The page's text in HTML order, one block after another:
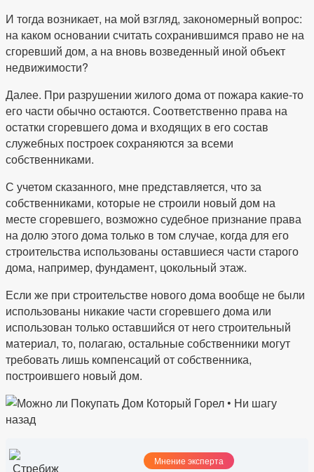
И тогда возникает, на мой взгляд, закономерный вопрос:
на каком основании считать сохранившимся право не на
сгоревший дом, а на вновь возведенный иной объект
недвижимости?
Далее. При разрушении жилого дома от пожара какие-то
его части обычно остаются. Соответственно права на
остатки сгоревшего дома и входящих в его состав
служебных построек сохраняются за всеми
собственниками.
С учетом сказанного, мне представляется, что за
собственниками, которые не строили новый дом на
месте сгоревшего, возможно судебное признание права
на долю этого дома только в том случае, когда для его
строительства использованы оставшиеся части старого
дома, например, фундамент, цокольный этаж.
Если же при строительстве нового дома вообще не были
использованы никакие части сгоревшего дома или
использован только оставшийся от него строительный
материал, то, полагаю, остальные собственники могут
требовать лишь компенсаций от собственника,
построившего новый дом.
Мнение эксперта